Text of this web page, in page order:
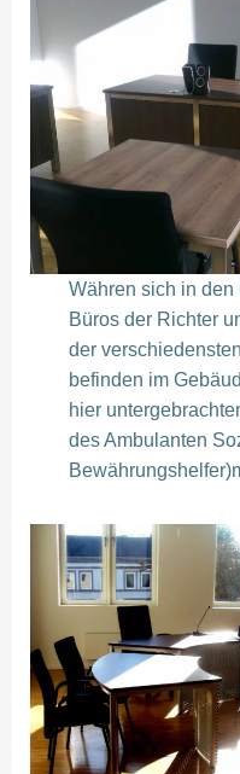
Währen sich in
Büros der Richter
der
befinden im
hier
des Ambulanten